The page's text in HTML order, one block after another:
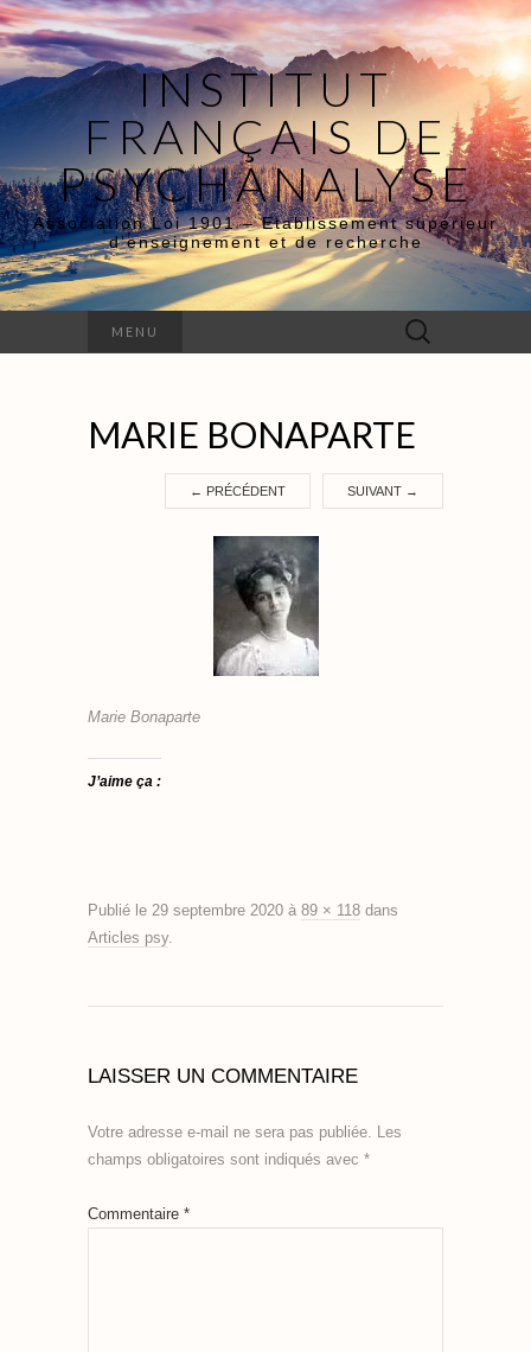
INSTITUT
FRANÇAIS DE
PSYCHANALYSE
Association Loi 1901 – Etablissement supérieur
d’enseignement et de recherche
MENU Rechercher :
MARIE BONAPARTE
← PRÉCÉDENT SUIVANT →
Marie Bonaparte
J’aime ça :
Publié le 29 septembre 2020 à 89 × 118 dans
Articles psy.
LAISSER UN COMMENTAIRE
Votre adresse e-mail ne sera pas publiée. Les
champs obligatoires sont indiqués avec *
Commentaire *